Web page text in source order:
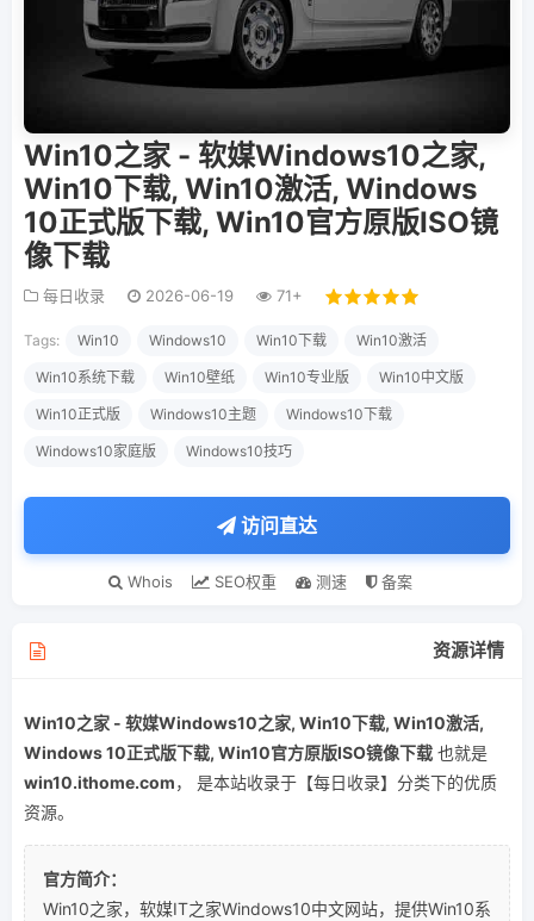
Win10之家 - 软媒Windows10之家,
Win10下载, Win10激活, Windows
10正式版下载, Win10官方原版ISO镜
像下载
每日收录 2026-06-19 71+
Tags: Win10 Windows10 Win10下载 Win10激活
Win10系统下载 Win10壁纸 Win10专业版 Win10中文版
Win10正式版 Windows10主题 Windows10下载
Windows10家庭版 Windows10技巧
访问直达
Whois SEO权重 测速 备案
资源详情
Win10之家 - 软媒Windows10之家, Win10下载, Win10激活,
Windows 10正式版下载, Win10官方原版ISO镜像下载 也就是
win10.ithome.com， 是本站收录于【每日收录】分类下的优质
资源。
官方简介：
Win10之家，软媒IT之家Windows10中文网站，提供Win10系